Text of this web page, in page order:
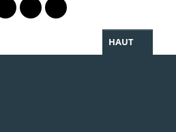
Bluesky
profil Instagram
le profil Linkedin
Lien vers le profil Facebook
Lien vers le profil Twitter
Partager par WhatsApp
HAUT